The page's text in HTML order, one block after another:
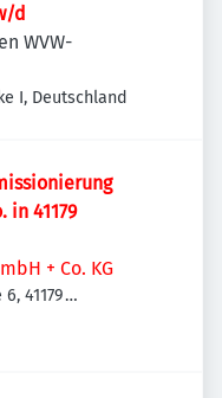
d
WVW-
I, Deutschland
in 41179
+ Co. KG
41179